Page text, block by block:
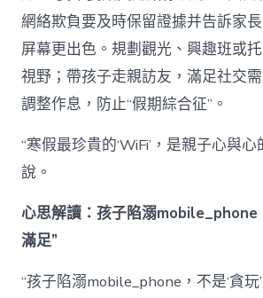
網絡欺負要及時保留證據并告訴家
屏幕更出色。規劃觀光、興趣班或
視野；帶孩子走親訪友，滿足社交
調整作息，防止“假期綜合征”。
“寒假最珍貴的‘WiFi’，是親子心與
說。
心思解讀：孩子陷溺mobile_phone
滿足”
“孩子陷溺mobile_phone，不是‘貪